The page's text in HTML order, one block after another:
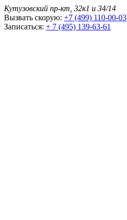
Кутузовский пр-кт, 32к1 и 34/14
Вызвать скорую: +7 (499) 110-00-03
Записаться: + 7 (495) 139-63-61